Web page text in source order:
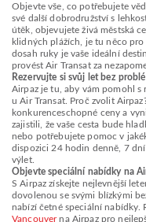
Objevte vše, co potřebujete
své další dobrodružství s
útěk, objevujete živá městská
klidných plážích, je tu něco
dosah ruky je vaše ideální
provést Air Transat za
Rezervujte si svůj let bez
Airpaz je tu, aby vám pomohl s
u Air Transat. Proč zvolit
konkurenceschopné ceny a
zajistili, že vaše cesta bude
nebo potřebujete pomoc v
dispozici 24 hodin denně, 7
výlet.
Objevte speciální nabídky na
S Airpaz získejte nejlevnější
dovolenou se svými blízkými
nabízí četné speciální nabídky.
Vancouverna Airpaz pro